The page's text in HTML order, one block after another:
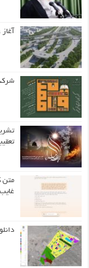
متن
دانلود نقشه